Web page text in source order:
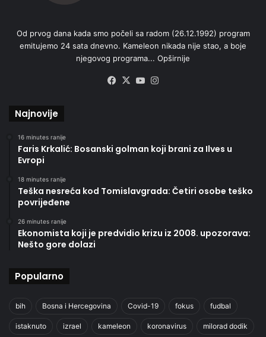
Od prvog dana kada smo počeli sa radom (26.12.1992) program
emitujemo 24 sata dnevno. Kameleon nikada nije stao, a boje
njegovog programa... Opširnije
Facebook
X YouTube
Najnovije
16 minutes ranije
Faris Krkalić: Bosanski golman koji brani za Ilves u
Evropi
18 minutes ranije
Teška nesreća kod Tomislavgrada: Četiri osobe teško
povrijeđene
26 minutes ranije
Ekonomista koji je predvidio krizu iz 2008. upozorava:
Nešto gore dolazi
Popularno
bih Bosna i Hercegovina Covid-19 fokus fudbal
istaknuto izrael kameleon koronavirus milorad dodik